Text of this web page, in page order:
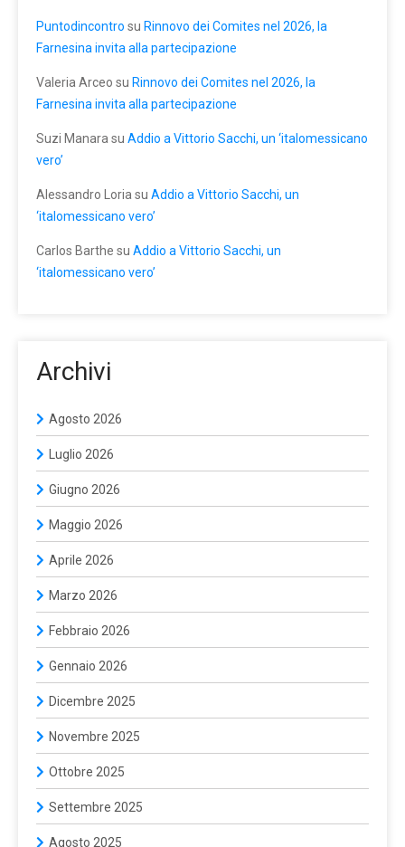
Puntodincontro su Rinnovo dei Comites nel 2026, la
Farnesina invita alla partecipazione
Valeria Arceo su Rinnovo dei Comites nel 2026, la
Farnesina invita alla partecipazione
Suzi Manara su Addio a Vittorio Sacchi, un ‘italomessicano
vero’
Alessandro Loria su Addio a Vittorio Sacchi, un
‘italomessicano vero’
Carlos Barthe su Addio a Vittorio Sacchi, un
‘italomessicano vero’
Archivi
Agosto 2026
Luglio 2026
Giugno 2026
Maggio 2026
Aprile 2026
Marzo 2026
Febbraio 2026
Gennaio 2026
Dicembre 2025
Novembre 2025
Ottobre 2025
Settembre 2025
Agosto 2025